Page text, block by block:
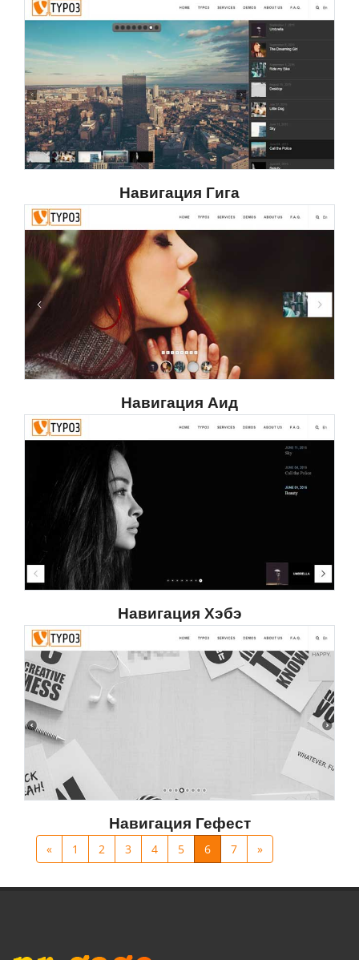
Навигация Гига
Навигация Аид
Навигация Хэбэ
Навигация Гефест
« 1 2 3 4 5 6 7 »